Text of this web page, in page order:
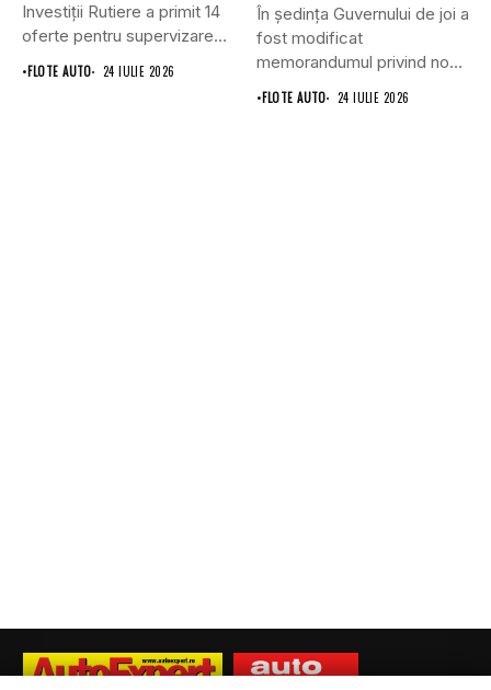
Investiții Rutiere a primit 14
oferte pentru supervizarea
lucrărilor...
•FLOTE AUTO 24 IULIE 2026
În ședința Guvernului de joi a
fost modificat
memorandumul privind noul
punct...
•FLOTE AUTO 24 IULIE 2026